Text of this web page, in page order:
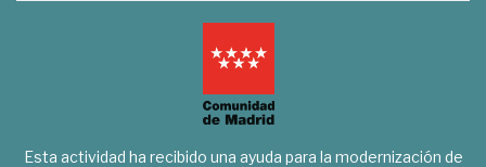
Esta actividad ha recibido una ayuda para la modernización de